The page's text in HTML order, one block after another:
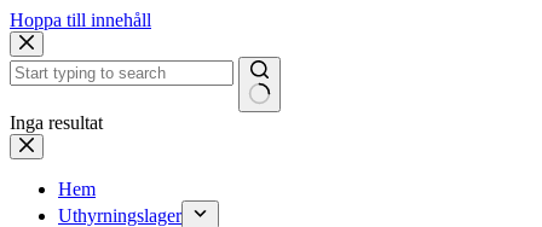
Hoppa till innehåll
Inga resultat
Hem
Uthyrningslager